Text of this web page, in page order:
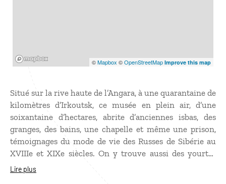
©Mapbox ©OpenStreetMap Improve this map
Situé sur la rive haute de l’Angara, à une quarantaine de
kilomètres d’Irkoutsk, ce musée en plein air, d’une
soixantaine d’hectares, abrite d’anciennes isbas, des
granges, des bains, une chapelle et même une prison,
témoignages du mode de vie des Russes de Sibérie au
XVIIIe et XIXe siècles. On y trouve aussi des yourtes
bouriates. Chaque année, des fêtes populaires et des
Lire plus